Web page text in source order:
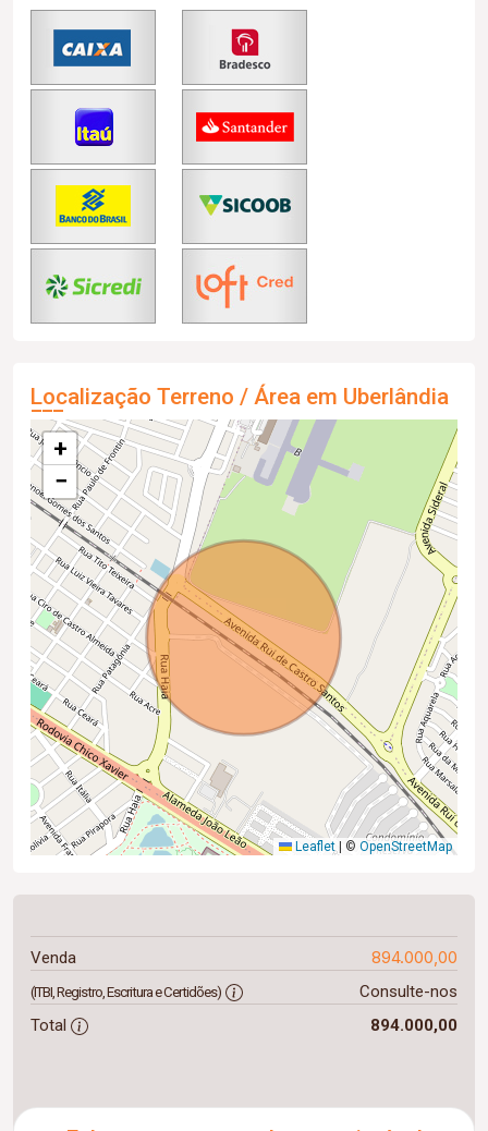
Localização Terreno / Área em Uberlândia
+
−
Leaflet © OpenStreetMap
Venda 894.000,00
(ITBI, Registro, Escritura e Certidões)
Consulte-nos
Total
894.000,00